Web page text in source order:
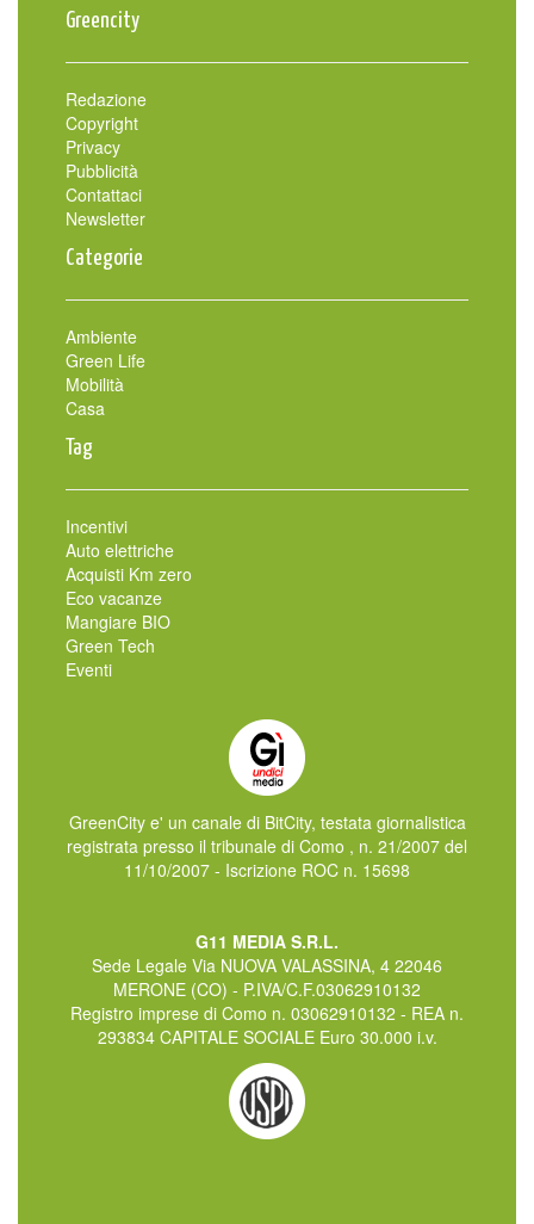
Greencity
Redazione
Copyright
Privacy
Pubblicità
Contattaci
Newsletter
Categorie
Ambiente
Green Life
Mobilità
Casa
Tag
Incentivi
Auto elettriche
Acquisti Km zero
Eco vacanze
Mangiare BIO
Green Tech
Eventi
GreenCity e' un canale di BitCity, testata giornalistica
registrata presso il tribunale di Como , n. 21/2007 del
11/10/2007 - Iscrizione ROC n. 15698
G11 MEDIA S.R.L.
Sede Legale Via NUOVA VALASSINA, 4 22046
MERONE (CO) - P.IVA/C.F.03062910132
Registro imprese di Como n. 03062910132 - REA n.
293834 CAPITALE SOCIALE Euro 30.000 i.v.